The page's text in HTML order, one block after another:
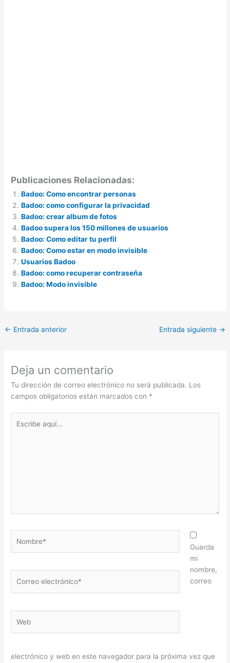
Publicaciones Relacionadas:
Badoo: Como encontrar personas
Badoo: como configurar la privacidad
Badoo: crear album de fotos
Badoo supera los 150 millones de usuarios
Badoo: Como editar tu perfil
Badoo: Como estar en modo invisible
Usuarios Badoo
Badoo: como recuperar contraseña
Badoo: Modo invisible
← Entrada anterior Entrada siguiente →
Deja un comentario
Tu dirección de correo electrónico no será publicada. Los
campos obligatorios están marcados con *
aquí...
electrónico*
Guarda
mi
nombre,
correo
electrónico y web en este navegador para la próxima vez que